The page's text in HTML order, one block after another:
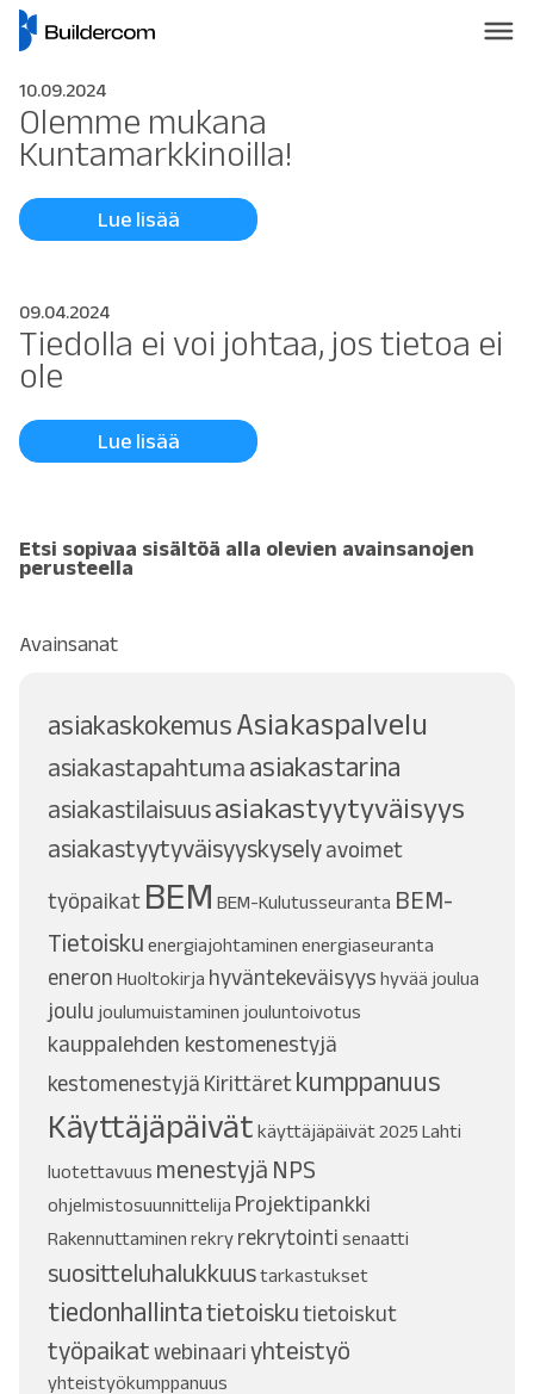
10.09.2024
Olemme mukana
Kuntamarkkinoilla!
Lue lisää
09.04.2024
Tiedolla ei voi johtaa, jos tietoa ei
ole
Lue lisää
Etsi sopivaa sisältöä alla olevien avainsanojen
perusteella
Avainsanat
asiakaskokemusAsiakaspalvelu
asiakastapahtuma asiakastarina
asiakastilaisuusasiakastyytyväisyys
asiakastyytyväisyyskyselyavoimet
työpaikat BEM BEM-Kulutusseuranta BEM-
Tietoisku energiajohtaminen energiaseuranta
eneron Huoltokirja hyväntekeväisyys hyvää joulua
joulu joulumuistaminen jouluntoivotus
kauppalehden kestomenestyjä
kestomenestyjä Kirittäretkumppanuus
Käyttäjäpäivät käyttäjäpäivät 2025 Lahti
luotettavuus menestyjä NPS
ohjelmistosuunnittelija Projektipankki
Rakennuttaminen rekry rekrytointi senaatti
suositteluhalukkuustarkastukset
tiedonhallintatietoiskutietoiskut
työpaikatwebinaariyhteistyö
yhteistyökumppanuus